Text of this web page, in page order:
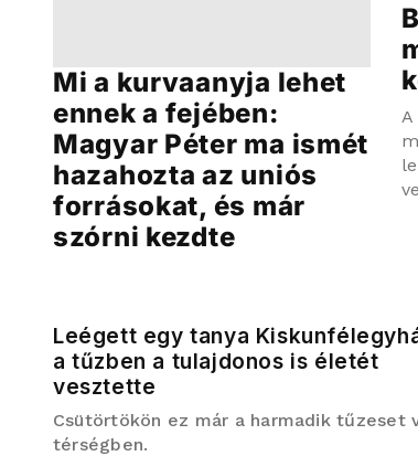
Mi a kurvaanyja lehet
ennek a fejében:
Magyar Péter ma ismét
hazahozta az uniós
forrásokat, és már
szórni kezdte
Leégett egy tanya
a tűzben a tulajdonos is életét
vesztette
Csütörtökön ez már a harmadik tűzeset
térségben.